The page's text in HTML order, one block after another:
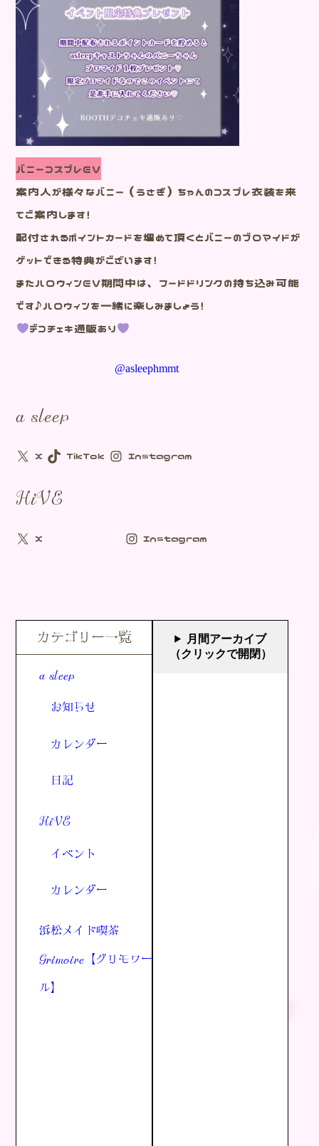
バニーコスプレEV
案内人が様々なバニー（うさぎ）ちゃんのコスプレ衣装を来
てご案内します！
配付されるポイントカードを埋めて頂くとバニーのブロマイドが
ゲットできる特典がございます！
またハロウィンEV期間中は、フードドリンクの持ち込み可能
です♪ハロウィンを一緒に楽しみましょう！
デコチェキ通販あり
@asleephmmt
a sleep
X TikTok Instagram
HiVE
X Instagram
カテゴリー一覧
a sleep
お知らせ
カレンダー
日記
HiVE
イベント
カレンダー
浜松メイド喫茶
Grimoire【グリモワー
ル】
月間アーカイブ
（クリックで開閉）